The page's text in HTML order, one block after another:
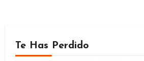
Te Has Perdido